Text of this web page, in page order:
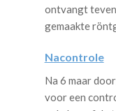
ontvangt
gemaakte
Nacontrole
Na 6 maar
voor een